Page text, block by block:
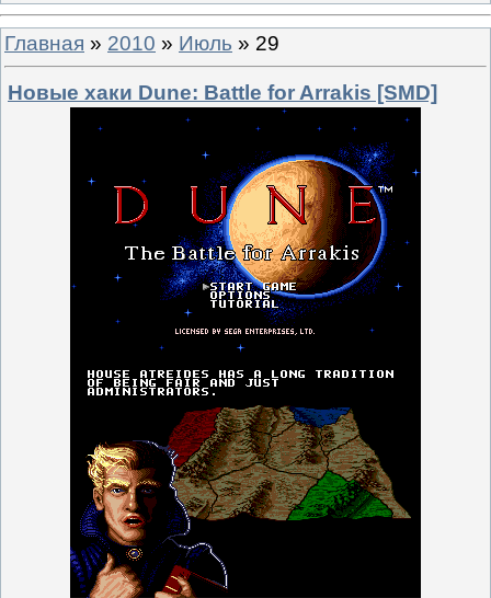
Главная » 2010 » Июль » 29
Новые хаки Dune: Battle for Arrakis [SMD]